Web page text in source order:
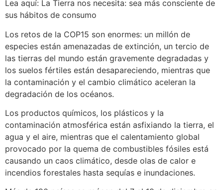
Lea aquí: La Tierra nos necesita: sea más consciente de
sus hábitos de consumo
Los retos de la COP15 son enormes: un millón de
especies están amenazadas de extinción, un tercio de
las tierras del mundo están gravemente degradadas y
los suelos fértiles están desapareciendo, mientras que
la contaminación y el cambio climático aceleran la
degradación de los océanos.
Los productos químicos, los plásticos y la
contaminación atmosférica están asfixiando la tierra, el
agua y el aire, mientras que el calentamiento global
provocado por la quema de combustibles fósiles está
causando un caos climático, desde olas de calor e
incendios forestales hasta sequías e inundaciones.